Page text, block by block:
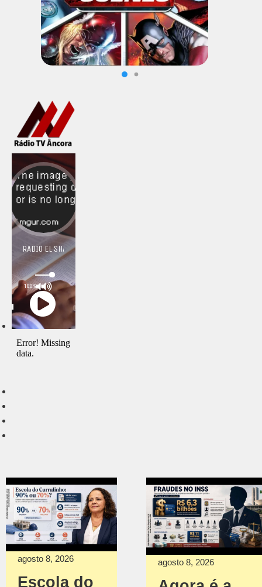
agosto 8, 2026
Escola do
agosto 8, 2026